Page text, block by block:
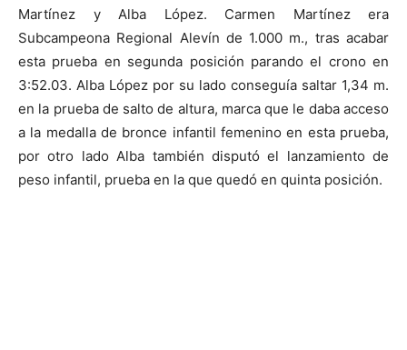
Martínez y Alba López. Carmen Martínez era
Subcampeona Regional Alevín de 1.000 m., tras acabar
esta prueba en segunda posición parando el crono en
3:52.03. Alba López por su lado conseguía saltar 1,34 m.
en la prueba de salto de altura, marca que le daba acceso
a la medalla de bronce infantil femenino en esta prueba,
por otro lado Alba también disputó el lanzamiento de
peso infantil, prueba en la que quedó en quinta posición.